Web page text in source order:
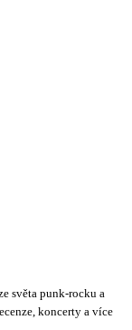
světa punk-rocku a
koncerty a více